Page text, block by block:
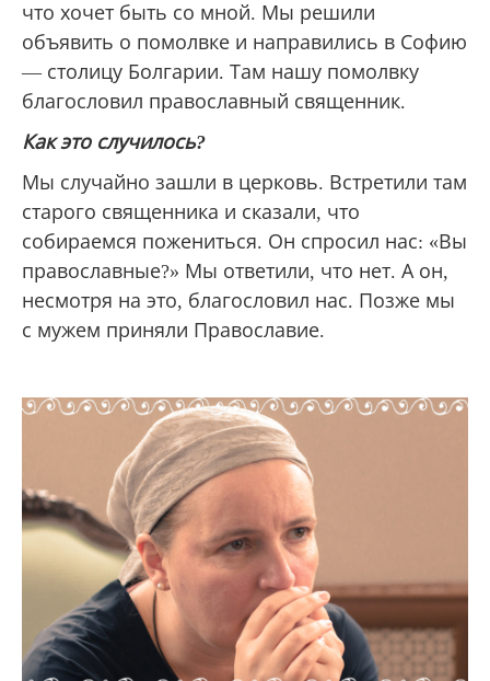
что хочет быть со мной. Мы решили
объявить о помолвке и направились в Софию
— столицу Болгарии. Там нашу помолвку
благословил православный священник.
Как это случилось?
Мы случайно зашли в церковь. Встретили там
старого священника и сказали, что
собираемся пожениться. Он спросил нас: «Вы
православные?» Мы ответили, что нет. А он,
несмотря на это, благословил нас. Позже мы
с мужем приняли Православие.